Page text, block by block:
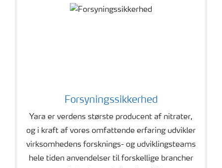
Forsyningssikkerhed
Yara er verdens største producent af nitrater,
og i kraft af vores omfattende erfaring udvikler
virksomhedens forsknings- og udviklingsteams
hele tiden anvendelser til forskellige brancher